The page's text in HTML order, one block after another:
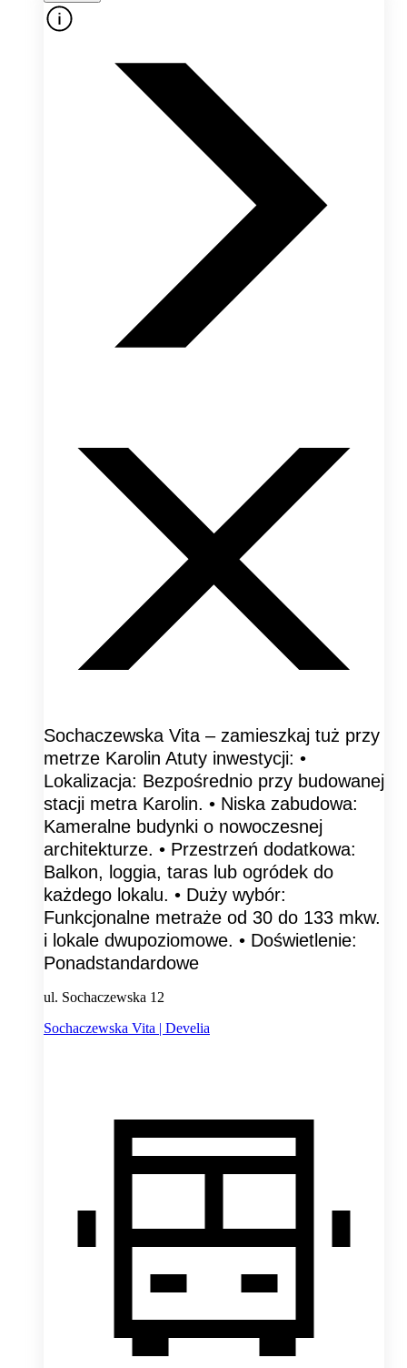
Sochaczewska Vita – zamieszkaj tuż przy
metrze Karolin Atuty inwestycji: •
Lokalizacja: Bezpośrednio przy budowanej
stacji metra Karolin. • Niska zabudowa:
Kameralne budynki o nowoczesnej
architekturze. • Przestrzeń dodatkowa:
Balkon, loggia, taras lub ogródek do
każdego lokalu. • Duży wybór:
Funkcjonalne metraże od 30 do 133 mkw.
i lokale dwupoziomowe. • Doświetlenie:
Ponadstandardowe
ul. Sochaczewska 12
Sochaczewska Vita | Develia